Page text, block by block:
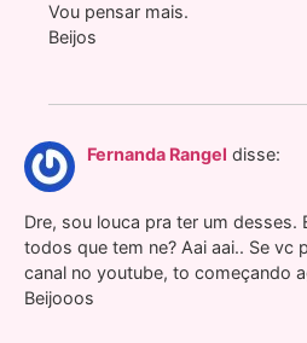
Vou pensar mais.
Beijos
Fernanda Rangel disse:
Dre, sou louca pra ter um desses.
todos que tem ne? Aai aai.. Se vc
canal no youtube, to começando
Beijooos